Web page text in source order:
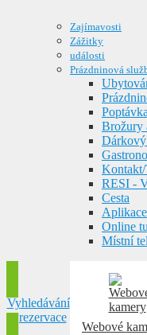
Zajímavosti
Zážitky
události
Prázdninová
Poptávka
Brožury
RESI -
Cesta
Online
Místní
Webové
Vyhledávání
a rezervace